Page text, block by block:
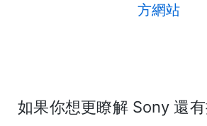
方網站
如果你想更瞭解 Sony 還